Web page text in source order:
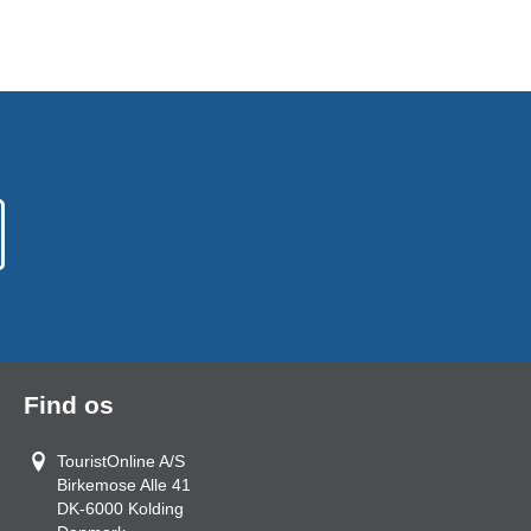
Find os
TouristOnline A/S
Birkemose Alle 41
DK-6000 Kolding